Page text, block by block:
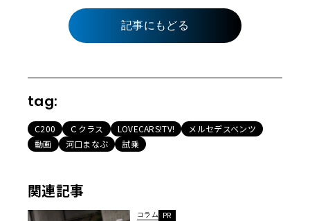
記事にもどる
tag:
C200 Ｃクラス LOVECARS!TV!
メルセデスベンツ
動画
河口まなぶ 試乗
関連記事
コラム PR